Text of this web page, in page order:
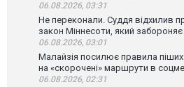
06.08.2026, 03:31
Не переконали. Суддя відхилив
закон Міннесоти, який
06.08.2026, 03:01
Малайзія посилює правила
на «скорочені» маршрути в
06.08.2026, 02:31